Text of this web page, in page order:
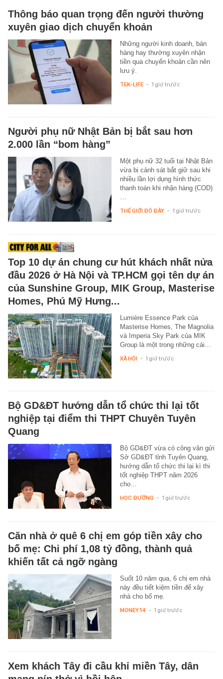
Thông báo quan trọng đến người thường
xuyên giao dịch chuyển khoản
Những người kinh doanh, bán
hàng hay thường xuyên nhận
tiền qua chuyển khoản cần nên
lưu ý.
TEK-LIFE - 1 giờ trước
Người phụ nữ Nhật Bản bị bắt sau hơn
2.000 lần “bom hàng”
Một phụ nữ 32 tuổi tại Nhật Bản
vừa bị cảnh sát bắt giữ sau khi
nhiều lần lợi dụng hình thức
thanh toán khi nhận hàng (COD)
…
THẾ GIỚI ĐÓ ĐÂY - 1 giờ trước
Top 10 dự án chung cư hút khách nhất nửa
đầu 2026 ở Hà Nội và TP.HCM gọi tên dự án
của Sunshine Group, MIK Group, Masterise
Homes, Phú Mỹ Hưng...
Lumière Essence Park của
Masterise Homes, The Magnolia
và Imperia Sky Park của MIK
Group là một trong những cái…
XÃ HỘI - 1 giờ trước
Bộ GD&ĐT hướng dẫn tổ chức thi lại tốt
nghiệp tại điểm thi THPT Chuyên Tuyên
Quang
Bộ GD&ĐT vừa có công văn gửi
Sở GD&ĐT tỉnh Tuyên Quang,
hướng dẫn tổ chức thi lại kì thi
tốt nghiệp THPT năm 2026
cho…
HỌC ĐƯỜNG - 1 giờ trước
Căn nhà ở quê 6 chị em góp tiền xây cho
bố mẹ: Chi phí 1,08 tỷ đồng, thành quả
khiến tất cả ngỡ ngàng
Suốt 10 năm qua, 6 chị em nhà
này đều tiết kiệm tiền để xây
nhà cho bố mẹ.
MONEY.14 - 1 giờ trước
Xem khách Tây đi cầu khỉ miền Tây, dân